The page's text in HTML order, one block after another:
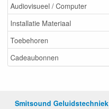
Audiovisueel / Computer
Installatie Materiaal
Toebehoren
Cadeaubonnen
Smitsound Geluidstechniek